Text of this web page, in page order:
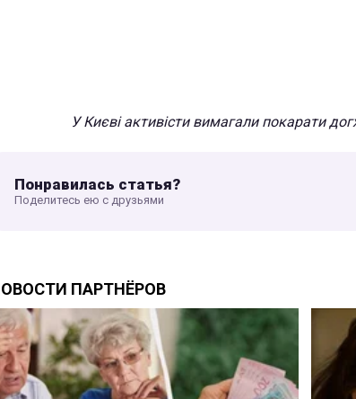
У Києві активісти вимагали покарати
Понравилась статья?
Поделитесь ею с друзьями